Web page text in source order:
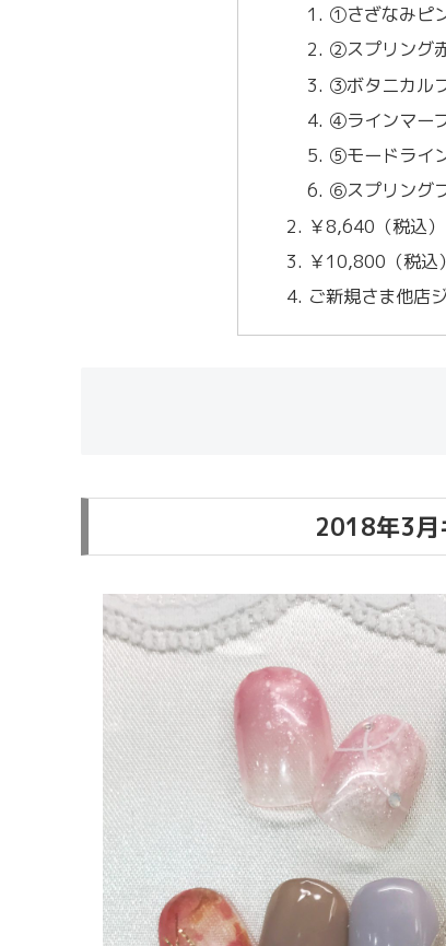
①さざなみピ
②スプリング
③ボタニカル
④ラインマー
⑤モードライ
⑥スプリング
￥8,640（税込）
￥10,800（税込）
ご新規さま他店
2018年3月